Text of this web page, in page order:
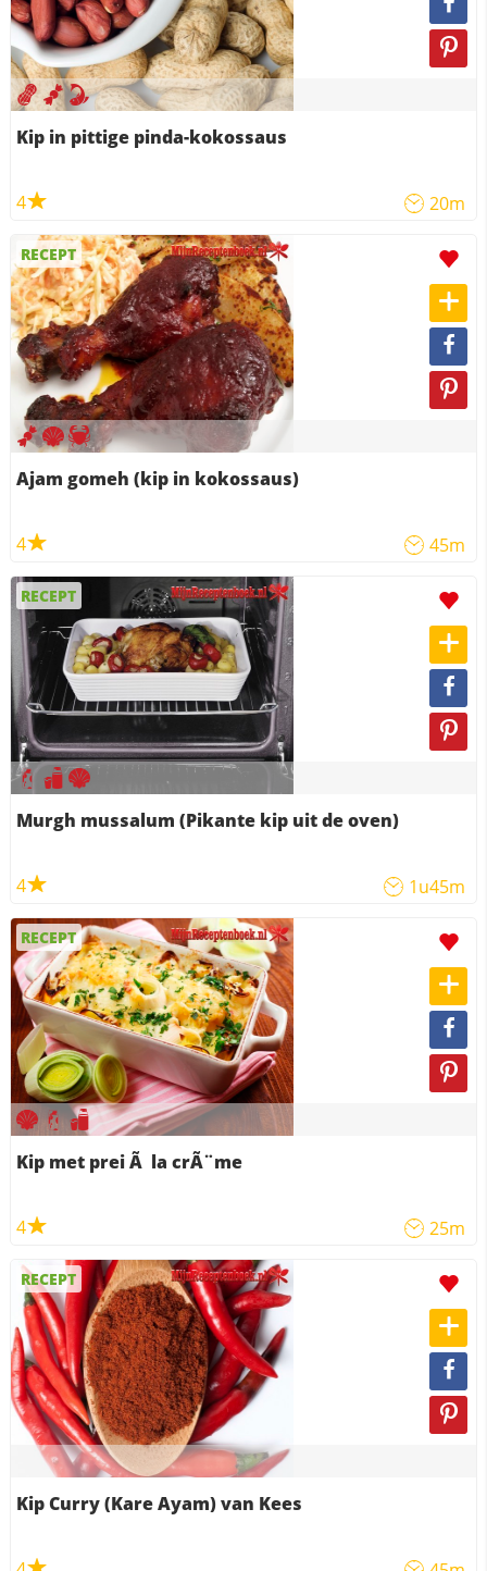
Kip in pittige pinda-kokossaus
4 20m
RECEPT
Ajam gomeh (kip in kokossaus)
4 45m
RECEPT
Murgh mussalum (Pikante kip uit de oven)
4 1u45m
RECEPT
Kip met prei Ã la crÃ¨me
4 25m
RECEPT
Kip Curry (Kare Ayam) van Kees